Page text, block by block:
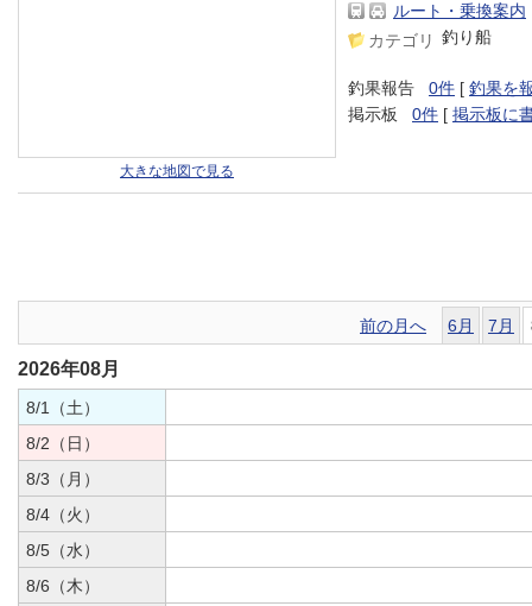
大きな地図で見る
ルート・乗換案内
カテゴリ 釣り船
釣果報告 0件 [ 釣果を
掲示板
0件 [ 掲示板に
前の月へ 6月 7月
2026年08月
8/1（土）
8/2（日）
8/3（月）
8/4（火）
8/5（水）
8/6（木）